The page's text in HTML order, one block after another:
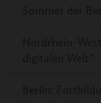
Sommer der
Nordrhein-
digitalen Welt“
Berlin: